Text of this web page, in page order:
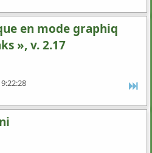
en mode graphiq
», v. 2.17